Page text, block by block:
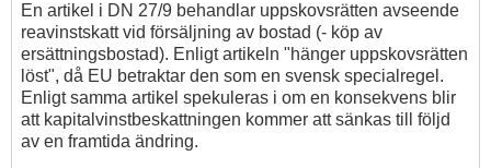
En artikel i DN 27/9 behandlar uppskovsrätten avseende
reavinstskatt vid försäljning av bostad (- köp av
ersättningsbostad). Enligt artikeln "hänger uppskovsrätten
löst", då EU betraktar den som en svensk specialregel.
Enligt samma artikel spekuleras i om en konsekvens blir
att kapitalvinstbeskattningen kommer att sänkas till följd
av en framtida ändring.